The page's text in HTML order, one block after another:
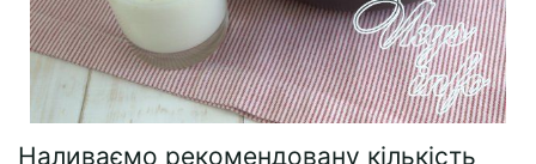
Наливаємо рекомендовану кількість